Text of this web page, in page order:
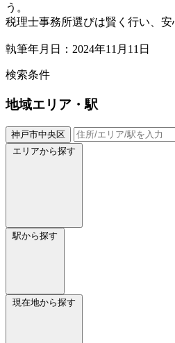
う。
税理士事務所選びは賢く行い、
執筆年月日：2024年11月11日
検索条件
地域エリア・駅
神戸市中央区
エリアから探す
駅から探す
現在地から探す